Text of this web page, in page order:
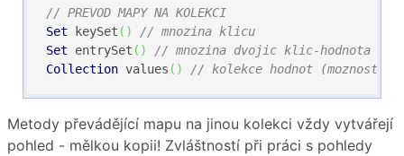
// PREVOD MAPY NA KOLEKCI
Set keySet ( )
// mnozina klicu
Set entrySet ( )
// mnozina dvojic klic-hodnota
Collection values ( ) // kolekce hodnot (moznost
Metody převádějící mapu na jinou kolekci vždy vytvářejí
pohled - mělkou kopii! Zvláštností při práci s pohledy